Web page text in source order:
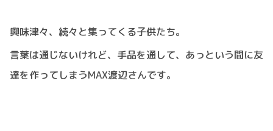
興味津々、続々と集ってくる子供たち。
言葉は通じないけれど、手品を通して、あっという間に友
達を作ってしまうMAX渡辺さんです。